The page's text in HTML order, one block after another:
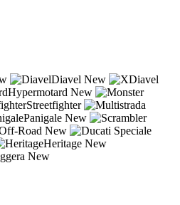
Diavel New
Hypermotard New
Streetfighter
Panigale New
Road New
Heritage New
New